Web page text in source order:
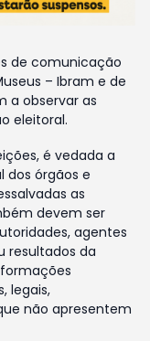
de comunicação
– Ibram e de
a observar as
eleitoral.
é vedada a
dos órgãos e
as
devem ser
agentes
resultados da
legais,
não apresentem